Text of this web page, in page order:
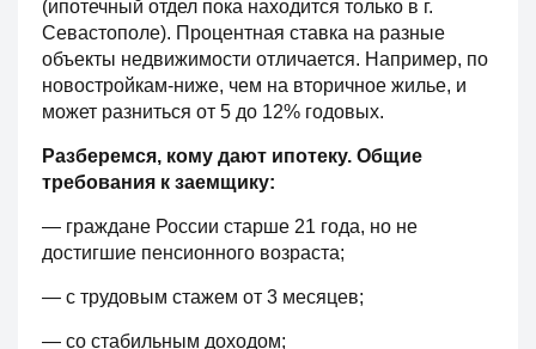
(ипотечный отдел пока находится только в г.
Севастополе). Процентная ставка на разные
объекты недвижимости отличается. Например, по
новостройкам-ниже, чем на вторичное жилье, и
может разниться от 5 до 12% годовых.
Разберемся, кому дают ипотеку. Общие
требования к заемщику:
— граждане России старше 21 года, но не
достигшие пенсионного возраста;
— с трудовым стажем от 3 месяцев;
— со стабильным доходом;